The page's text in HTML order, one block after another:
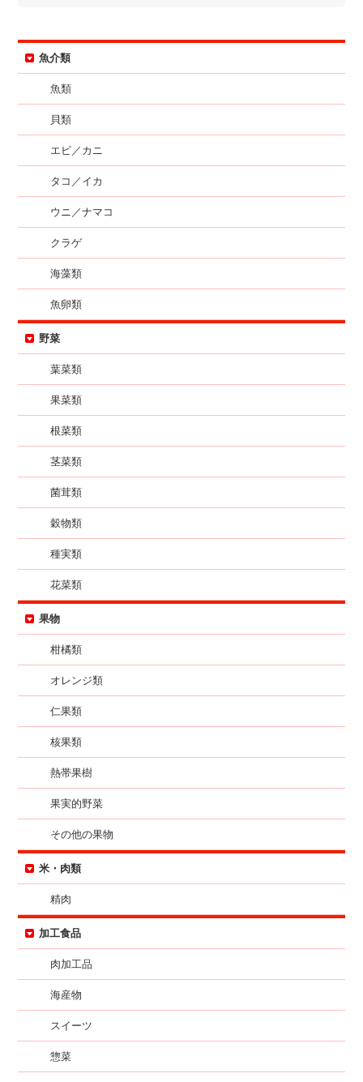
魚介類
魚類
貝類
エビ／カニ
タコ／イカ
ウニ／ナマコ
クラゲ
海藻類
魚卵類
野菜
葉菜類
果菜類
根菜類
茎菜類
菌茸類
穀物類
種実類
花菜類
果物
柑橘類
オレンジ類
仁果類
核果類
熱帯果樹
果実的野菜
その他の果物
米・肉類
精肉
加工食品
肉加工品
海産物
スイーツ
惣菜